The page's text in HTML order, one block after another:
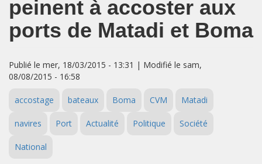
peinent à accoster aux
ports de Matadi et Boma
Publié le mer, 18/03/2015 - 13:31 | Modifié le sam,
08/08/2015 - 16:58
accostage bateaux Boma CVM Matadi
navires Port Actualité Politique Société
National